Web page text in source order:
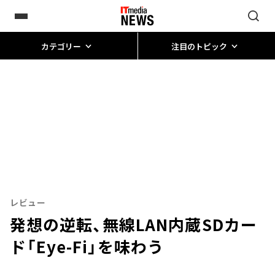
カテゴリー 注目のトピック
レビュー
発想の逆転、無線LAN内蔵SDカー
ド「Eye-Fi」を味わう